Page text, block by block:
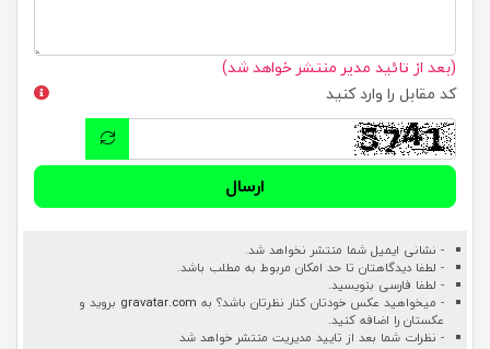
(بعد از تائید مدیر منتشر خواهد شد)
کد مقابل را وارد کنید
ارسال
- نشانی ایمیل شما منتشر نخواهد شد.
- لطفا دیدگاهتان تا حد امکان مربوط به مطلب باشد.
- لطفا فارسی بنویسید.
- میخواهید عکس خودتان کنار نظرتان باشد؟ به gravatar.com بروید و
عکستان را اضافه کنید.
- نظرات شما بعد از تایید مدیریت منتشر خواهد شد